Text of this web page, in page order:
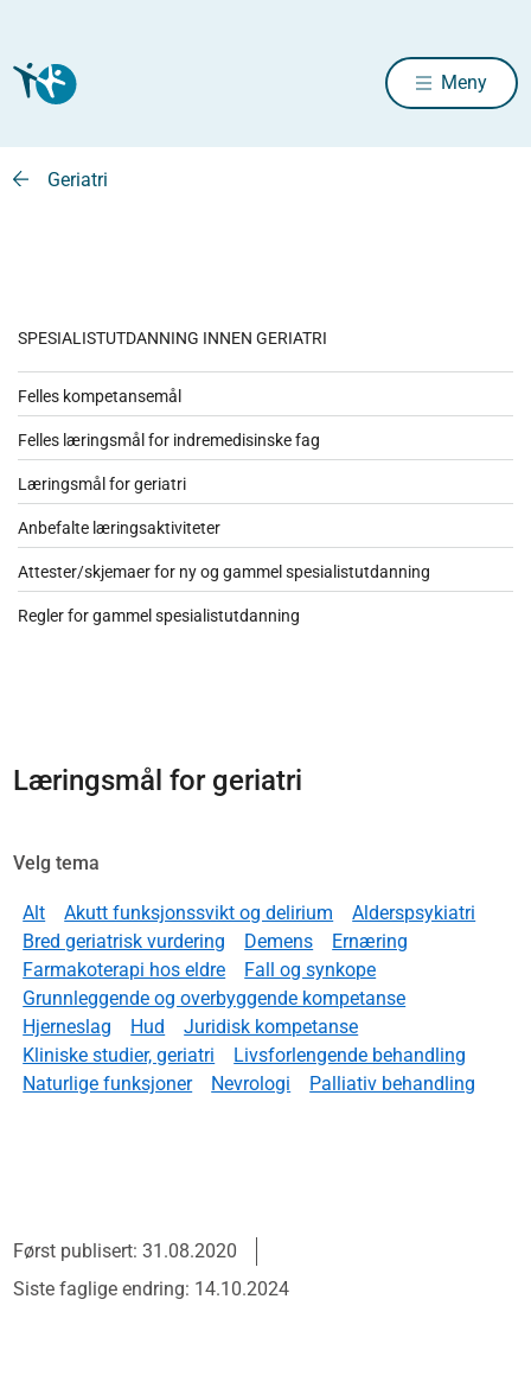
Meny
Geriatri
SPESIALISTUTDANNING INNEN GERIATRI
Felles kompetansemål
Felles læringsmål for indremedisinske fag
Læringsmål for geriatri
Anbefalte læringsaktiviteter
Attester/skjemaer for ny og gammel spesialistutdanning
Regler for gammel spesialistutdanning
Læringsmål for geriatri
Velg tema
Alt Akutt funksjonssvikt og delirium
Alderspsykiatri
Bred geriatrisk vurdering
Demens
Ernæring
Farmakoterapi hos eldre
Fall og synkope
Grunnleggende og overbyggende kompetanse
Hjerneslag
Hud
Juridisk kompetanse
Kliniske studier, geriatri
Livsforlengende behandling
Naturlige funksjoner
Nevrologi Palliativ behandling
Først publisert: 31.08.2020
Siste faglige endring: 14.10.2024